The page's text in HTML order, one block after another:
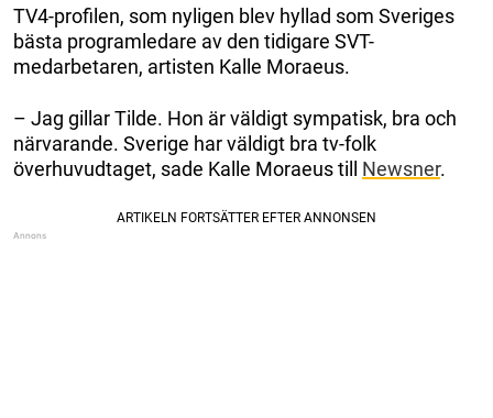
TV4-profilen, som nyligen blev hyllad som Sveriges
bästa programledare av den tidigare SVT-
medarbetaren, artisten Kalle Moraeus.
– Jag gillar Tilde. Hon är väldigt sympatisk, bra och
närvarande. Sverige har väldigt bra tv-folk
överhuvudtaget, sade Kalle Moraeus till Newsner.